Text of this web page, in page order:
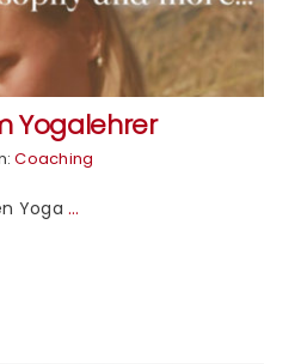
neu
Yogalehrer
Coaching
Yoga ...